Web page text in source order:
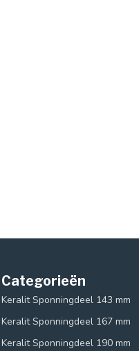
Categorieën
Keralit Sponningdeel 143 mm
Keralit Sponningdeel 167 mm
Keralit Sponningdeel 190 mm